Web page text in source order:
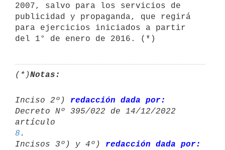
2007, salvo para los servicios de
publicidad y propaganda, que regirá
para ejercicios iniciados a partir
(*)Notas:
Inciso 2º) redacción dada por:
Decreto Nº 395/022 de 14/12/2022
artículo
8 .
Incisos 3º) y 4º) redacción dada por: